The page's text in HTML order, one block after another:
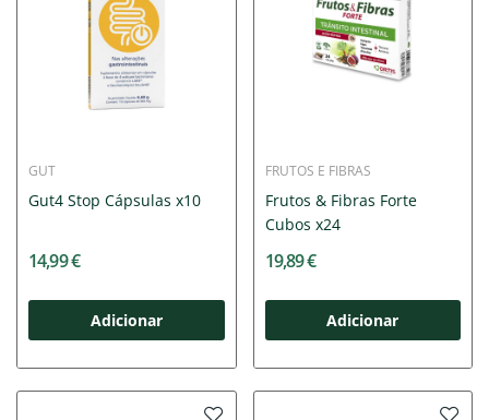
GUT
Gut4 Stop Cápsulas x10
14,99 €
Adicionar
FRUTOS E FIBRAS
Frutos & Fibras Forte
Cubos x24
19,89 €
Adicionar